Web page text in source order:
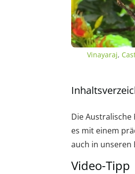
Vinayaraj,
Die
es mit einem
auch in unseren
Video-Tipp